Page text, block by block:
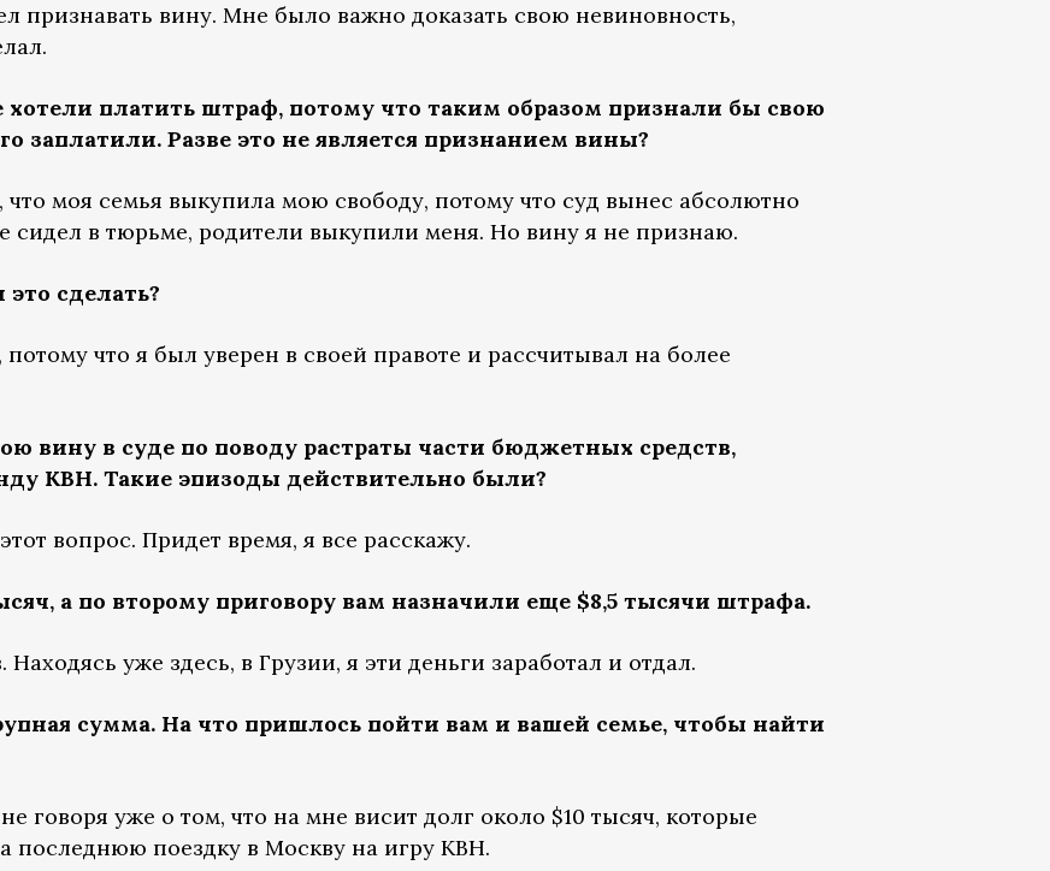
признавать вину. Мне было важно доказать свою невиновность,
хотели платить штраф, потому что таким образом признали бы свою
заплатили. Разве это не является признанием вины?
что моя семья выкупила мою свободу, потому что суд вынес абсолютно
сидел в тюрьме, родители выкупили меня. Но вину я не признаю.
сделать?
что я был уверен в своей правоте и рассчитывал на более
вину в суде по поводу растраты части бюджетных средств,
КВН. Такие эпизоды действительно были?
вопрос. Придет время, я все расскажу.
а по второму приговору вам назначили еще $8,5 тысячи штрафа.
уже здесь, в Грузии, я эти деньги заработал и отдал.
сумма. На что пришлось пойти вам и вашей семье, чтобы найти
говоря уже о том, что на мне висит долг около $10 тысяч, которые
последнюю поездку в Москву на игру КВН.